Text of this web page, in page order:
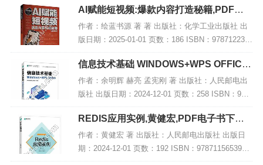
AI赋能短视频:爆款内容打造秘籍,PDF电
子书下载
作者：绘蓝书源 著 著 出版社：化学工业出版社 出
版日期：2025-01-01 页数：186 ISBN：978712236
5699 电子书大小：200MB [高清扫描版PDF格式] 内
容简...
信息技术基础 WINDOWS+WPS OFFICE,
PDF下载
作者：余明辉 赫亮 孟宪刚 著 出版社：人民邮电出
版社 出版日期：2024-12-01 页数：258 ISBN：978
7115641540 电子书大小：192MB [高清扫描版PDF
格式]...
REDIS应用实例,黄健宏,PDF电子书下载,
网盘资源
作者：黄健宏 著 出版社：人民邮电出版社 出版日
期：2024-12-01 页数：192 ISBN：9787115653956
电子书大小：183MB [高清扫描版PDF格式] 内容简